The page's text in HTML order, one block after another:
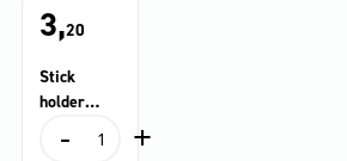
3,20
Stick
holder
-
Stick
+